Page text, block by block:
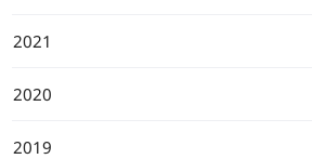
2021
2020
2019